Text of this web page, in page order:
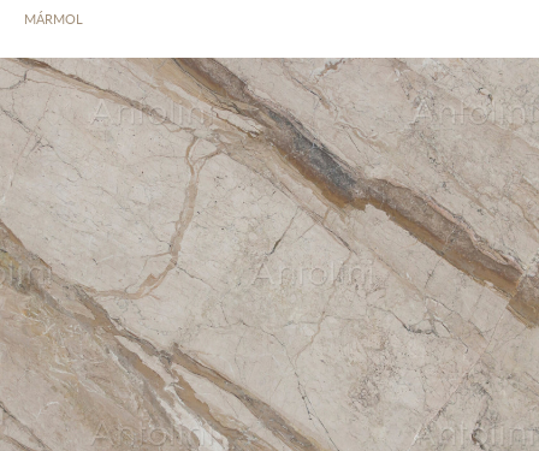
MÁRMOL